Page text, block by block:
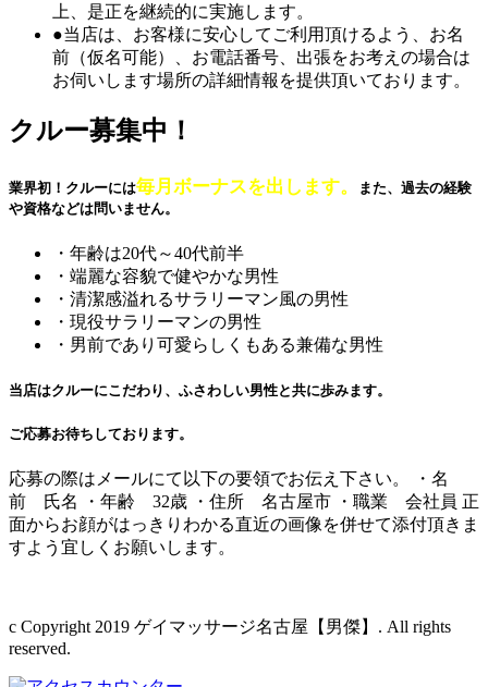
上、是正を継続的に実施します。
●当店は、お客様に安心してご利用頂けるよう、お名
前（仮名可能）、お電話番号、出張をお考えの場合は
お伺いします場所の詳細情報を提供頂いております。
クルー募集中！
業界初！クルーには毎月ボーナスを出します。
また、過去の経験
や資格などは問いません。
・年齢は20代～40代前半
・端麗な容貌で健やかな男性
・清潔感溢れるサラリーマン風の男性
・現役サラリーマンの男性
・男前であり可愛らしくもある兼備な男性
当店はクルーにこだわり、ふさわしい男性と共に歩みます。
ご応募お待ちしております。
応募の際はメールにて以下の要領でお伝え下さい。 ・名
前 氏名 ・年齢 32歳 ・住所 名古屋市 ・職業 会社員 正
面からお顔がはっきりわかる直近の画像を併せて添付頂きま
すよう宜しくお願いします。
c Copyright 2019 ゲイマッサージ名古屋【男傑】. All rights
reserved.